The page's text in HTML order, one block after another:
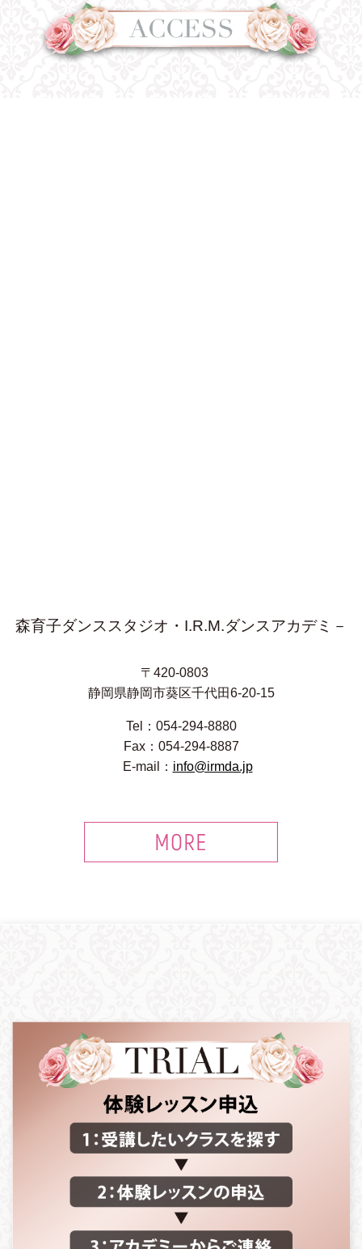
森育子ダンススタジオ・I.R.M.ダンスアカデミ－
〒420-0803
静岡県静岡市葵区千代田6-20-15
Tel：054-294-8880
Fax：054-294-8887
E-mail： info@irmda.jp